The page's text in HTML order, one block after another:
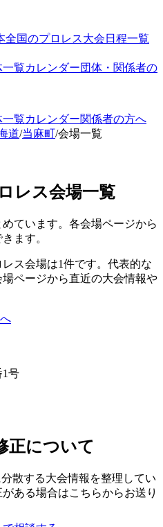
全国のプロレス大会日程一覧
一覧カレンダー団体・関係者の
一覧カレンダー関係者の方へ
道/当麻町/会場一覧
レス会場一覧
ています。各会場ページから
ます。
ス会場は1件です。代表的な
ページから直近の大会情報や
1号
正について
散する大会情報を整理してい
ある場合はこちらからお送り